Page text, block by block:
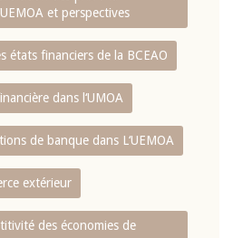
et perspectives
états financiers de la BCEAO
dans l‘UMOA
de banque dans L‘UEMOA
extérieur
des économies de